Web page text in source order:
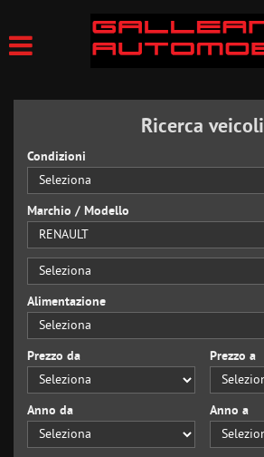
Ricerca veicoli
Condizioni
Marchio / Modello
Alimentazione
Prezzo da Prezzo a
Anno da Anno a